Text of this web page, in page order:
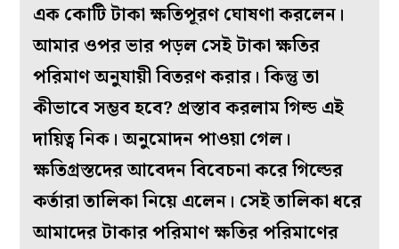
এক কোটি টাকা ক্ষতিপূরণ ঘোষণা করলেন।
আমার ওপর ভার পড়ল সেই টাকা ক্ষতির
পরিমাণ অনুযায়ী বিতরণ করার। কিন্তু তা
কীভাবে সম্ভব হবে? প্রস্তাব করলাম গিল্ড এই
দায়িত্ব নিক। অনুমোদন পাওয়া গেল।
ক্ষতিগ্রস্তদের আবেদন বিবেচনা করে গিল্ডের
কর্তারা তালিকা নিয়ে এলেন। সেই তালিকা ধরে
আমাদের টাকার পরিমাণ ক্ষতির পরিমাণের